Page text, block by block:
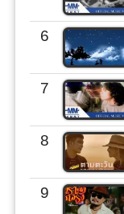
6
7
8
9